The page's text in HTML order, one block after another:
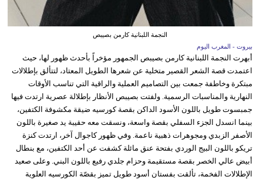
النجمة اللبنانية كارمن بصيبص
بيروت - المغرب اليوم
أبهرت النجمة اللبنانية كارمن بصيبص الجمهور مؤخراً بأحدث ظهور لها، حيث
اعتمدت قصة الشعر القصير متخلية عن شعرها الطويل المعتاد، لتتألق بإطلالات
مبتكرة وخاطفة جمعت بين التصاميم العملية والراقية التي تناسب الأوقات
النهارية والمناسبات الرسمية. ولفتت بصيبص الأنظار بإطلالة عصرية ارتدت فيها
جمبسوت طويل باللون الأسود الداكن بقصة كورسيه ضيقة مكشوفة الكتفين،
بينما انسدل الجزء السفلي بقصة واسعة، ونسقت معه حقيبة يد صغيرة باللون
الأصفر الزبدي ومجوهرات ذهبية ناعمة. وفي ظهور كاجوال آخر، ارتدت كنزة
تريكو باللون البيج الوردي بفتحة عنق مائلة كشفت عن أحد الكتفين، مع بنطال
أبيض عالي الخصر بقصة مستقيمة وحزام جلدي رفيع باللون البني. وعلى صعيد
الإطلالات الفخمة، تألقت بفستان أسود طويل تميز بقصّة الكورسيه العلوية